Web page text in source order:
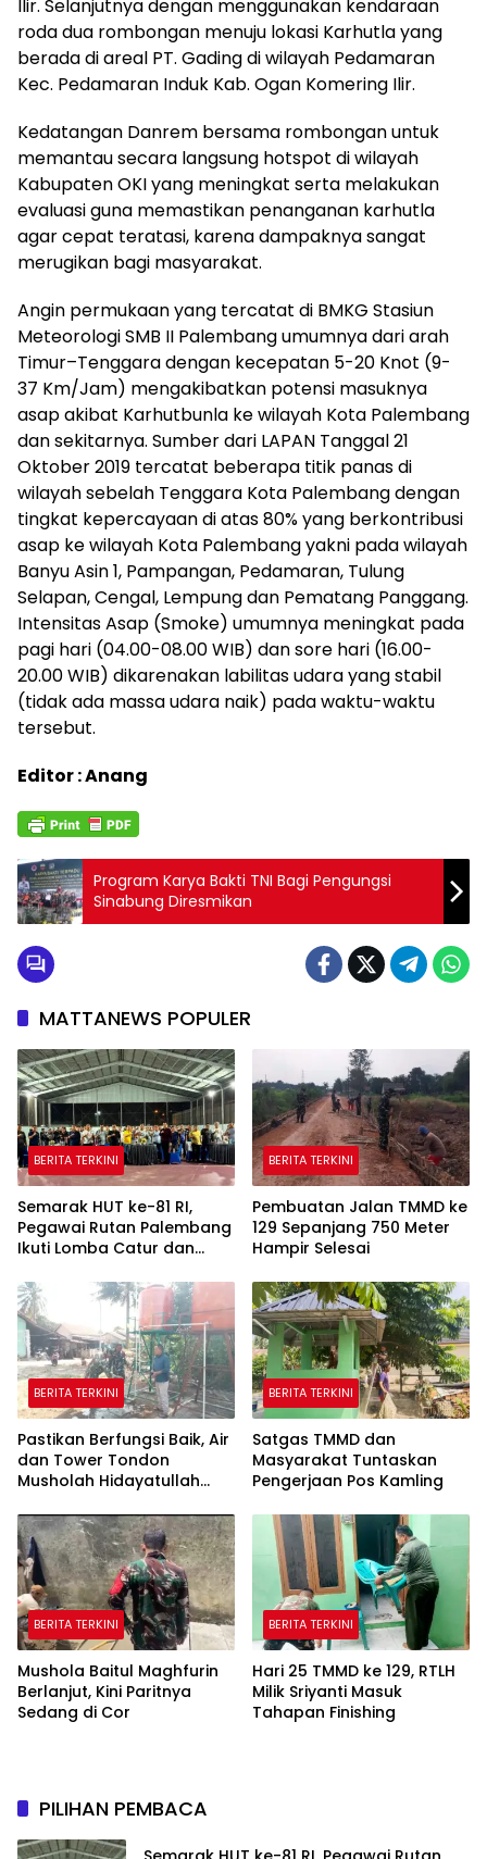
Ilir. Selanjutnya dengan menggunakan kendaraan
roda dua rombongan menuju lokasi Karhutla yang
berada di areal PT. Gading di wilayah Pedamaran
Kec. Pedamaran Induk Kab. Ogan Komering Ilir.
Kedatangan Danrem bersama rombongan untuk
memantau secara langsung hotspot di wilayah
Kabupaten OKI yang meningkat serta melakukan
evaluasi guna memastikan penanganan karhutla
agar cepat teratasi, karena dampaknya sangat
merugikan bagi masyarakat.
Angin permukaan yang tercatat di BMKG Stasiun
Meteorologi SMB II Palembang umumnya dari arah
Timur–Tenggara dengan kecepatan 5-20 Knot (9-
37 Km/Jam) mengakibatkan potensi masuknya
asap akibat Karhutbunla ke wilayah Kota Palembang
dan sekitarnya. Sumber dari LAPAN Tanggal 21
Oktober 2019 tercatat beberapa titik panas di
wilayah sebelah Tenggara Kota Palembang dengan
tingkat kepercayaan di atas 80% yang berkontribusi
asap ke wilayah Kota Palembang yakni pada wilayah
Banyu Asin 1, Pampangan, Pedamaran, Tulung
Selapan, Cengal, Lempung dan Pematang Panggang.
Intensitas Asap (Smoke) umumnya meningkat pada
pagi hari (04.00-08.00 WIB) dan sore hari (16.00-
20.00 WIB) dikarenakan labilitas udara yang stabil
(tidak ada massa udara naik) pada waktu-waktu
tersebut.
Editor : Anang
Program Karya Bakti TNI Bagi Pengungsi
Sinabung Diresmikan
MATTANEWS POPULER
BERITA TERKINI
Semarak HUT ke-81 RI,
Pegawai Rutan Palembang
Ikuti Lomba Catur dan
BERITA TERKINI
Pembuatan Jalan TMMD ke
129 Sepanjang 750 Meter
Hampir Selesai
BERITA TERKINI
Pastikan Berfungsi Baik, Air
dan Tower Tondon
Musholah Hidayatullah
BERITA TERKINI
Satgas TMMD dan
Masyarakat Tuntaskan
Pengerjaan Pos Kamling
BERITA TERKINI
Mushola Baitul Maghfurin
Berlanjut, Kini Paritnya
Sedang di Cor
BERITA TERKINI
Hari 25 TMMD ke 129, RTLH
Milik Sriyanti Masuk
Tahapan Finishing
PILIHAN PEMBACA